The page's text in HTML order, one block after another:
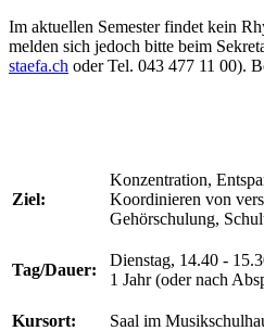
Im aktuellen Semester findet kein
melden sich jedoch bitte beim
staefa.ch oder Tel. 043 477 11 00).
Ziel:
Konzentration,
Koordinieren von
Gehörschulung,
Tag/Dauer:
Dienstag, 14.40 -
1 Jahr (oder nach
Kursort:
Saal im